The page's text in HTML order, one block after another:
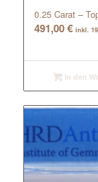
0.25 Carat –
491,00€ inkl.
In den